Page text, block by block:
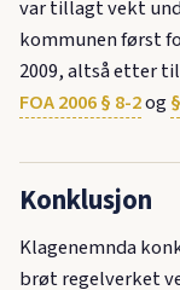
var tillagt vekt
kommunen først
2009, altså etter
FOA 2006 § 8-2og
Konklusjon
Klagenemnda
brøt regelverket